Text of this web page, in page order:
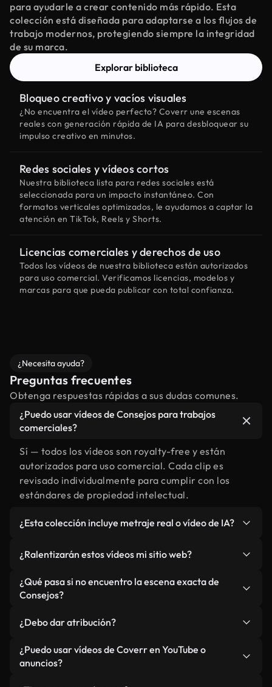
para ayudarle a crear contenido más rápido. Esta
colección está diseñada para adaptarse a los flujos de
trabajo modernos, protegiendo siempre la integridad
de su marca.
Explorar biblioteca
Bloqueo creativo y vacíos visuales
¿No encuentra el vídeo perfecto? Coverr une escenas
reales con generación rápida de IA para desbloquear su
impulso creativo en minutos.
Redes sociales y vídeos cortos
Nuestra biblioteca lista para redes sociales está
seleccionada para un impacto instantáneo. Con
formatos verticales optimizados, le ayudamos a captar la
atención en TikTok, Reels y Shorts.
Licencias comerciales y derechos de uso
Todos los vídeos de nuestra biblioteca están autorizados
para uso comercial. Verificamos licencias, modelos y
marcas para que pueda publicar con total confianza.
¿Necesita ayuda?
Preguntas frecuentes
Obtenga respuestas rápidas a sus dudas comunes.
¿Puedo usar vídeos de Consejos para trabajos
comerciales?
Sí — todos los vídeos son royalty-free y están
autorizados para uso comercial. Cada clip es
revisado individualmente para cumplir con los
estándares de propiedad intelectual.
¿Esta colección incluye metraje real o vídeo de IA?
relacionado con Consejos y vídeos generados por
IA. Todo está claramente etiquetado.
¿Ralentizarán estos vídeos mi sitio web?
No si selecciona nuestras versiones optimizadas
para web, diseñadas específicamente para uso de
métricas como LCP.
¿Qué pasa si no encuentro la escena exacta de
Consejos?
Studio. Describe la escena, como "Consejos al
atardecer", y la IA la generará en segundos
conforme a nuestros estándares.
¿Debo dar atribución?
No es necesario. Todos los vídeos en nuestra
biblioteca son royalty-free, aunque siempre se
¿Puedo usar vídeos de Coverr en YouTube o
anuncios?